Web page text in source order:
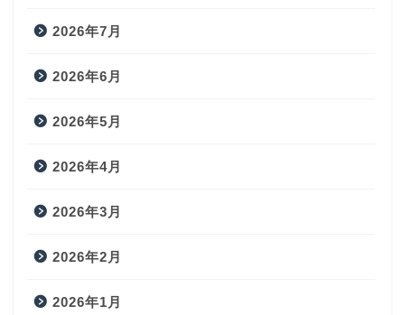
2026年7月
2026年6月
2026年5月
2026年4月
2026年3月
2026年2月
2026年1月